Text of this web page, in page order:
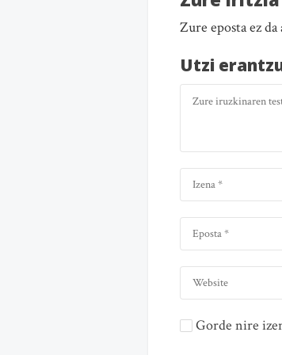
Zure eposta ez
Utzi
Gorde nire